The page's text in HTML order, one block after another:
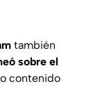
también
sobre el
contenido